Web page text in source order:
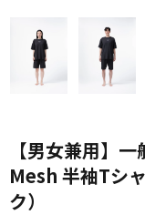
【男女兼用】
Mesh 半袖Tシ
ク）